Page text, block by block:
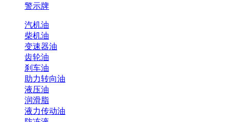
警示牌
汽机油
柴机油
变速器油
齿轮油
刹车油
助力转向油
液压油
润滑脂
液力传动油